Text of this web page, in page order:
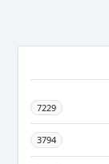
7229
3794